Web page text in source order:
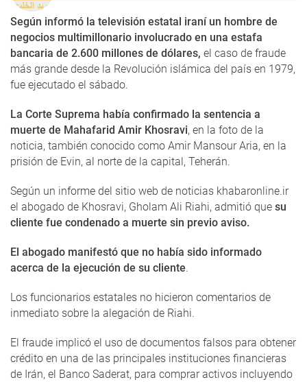
Según informó la televisión estatal iraní un hombre de
negocios multimillonario involucrado en una estafa
bancaria de 2.600 millones de dólares, el caso de fraude
más grande desde la Revolución islámica del país en 1979,
fue ejecutado el sábado.
La Corte Suprema había confirmado la sentencia a
muerte de Mahafarid Amir Khosravi, en la foto de la
noticia, también conocido como Amir Mansour Aria, en la
prisión de Evin, al norte de la capital, Teherán.
Según un informe del sitio web de noticias khabaronline.ir
el abogado de Khosravi, Gholam Ali Riahi, admitió que su
cliente fue condenado a muerte sin previo aviso.
El abogado manifestó que no había sido informado
acerca de la ejecución de su cliente.
Los funcionarios estatales no hicieron comentarios de
inmediato sobre la alegación de Riahi.
El fraude implicó el uso de documentos falsos para obtener
crédito en una de las principales instituciones financieras
de Irán, el Banco Saderat, para comprar activos incluyendo